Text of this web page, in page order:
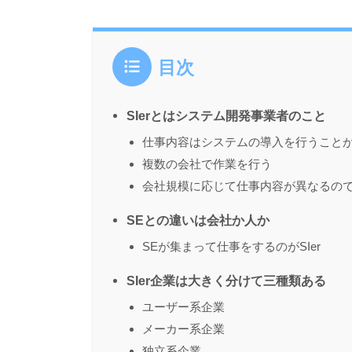
目次
SIerとはシステム開発事業者のこと
仕事内容はシステムの導入を行うこと
複数の会社で作業を行う
会社規模に応じて仕事内容が異なるの
SEとの違いは会社か人か
SEが集まって仕事をするのがSIer
SIer企業は大きく分けて三種類ある
ユーザー系企業
メーカー系企業